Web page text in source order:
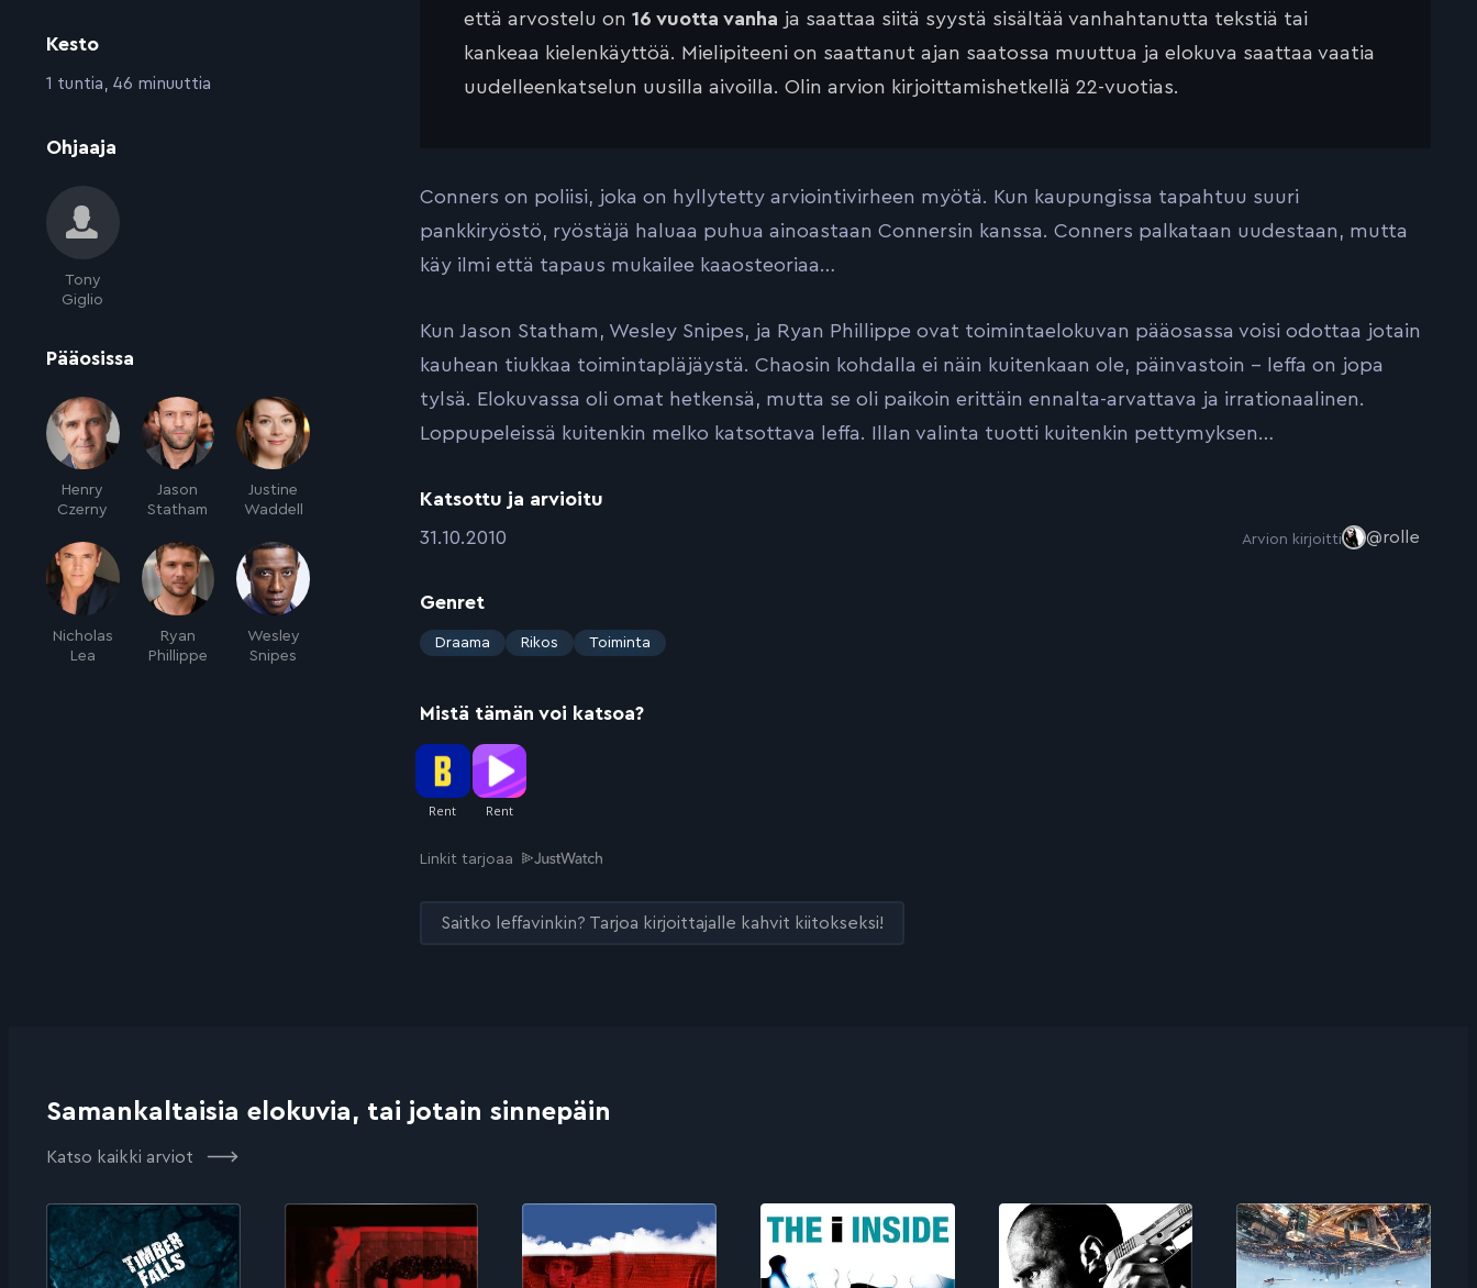
Kesto
:1 tuntia, 46 minuuttia
Ohjaaja
Tony
Giglio
Pääosissa
Henry
Czerny
Jason
Statham
Justine
Waddell
Nicholas
Lea
Ryan
Phillippe
Wesley
Snipes
että arvostelu on 16 vuotta vanha ja saattaa siitä syystä sisältää vanhahtanutta tekstiä tai
kankeaa kielenkäyttöä. Mielipiteeni on saattanut ajan saatossa muuttua ja elokuva saattaa vaatia
uudelleenkatselun uusilla aivoilla. Olin arvion kirjoittamishetkellä 22-vuotias.
Conners on poliisi, joka on hyllytetty arviointivirheen myötä. Kun kaupungissa tapahtuu suuri
pankkiryöstö, ryöstäjä haluaa puhua ainoastaan Connersin kanssa. Conners palkataan uudestaan, mutta
käy ilmi että tapaus mukailee kaaosteoriaa…
Kun Jason Statham, Wesley Snipes, ja Ryan Phillippe ovat toimintaelokuvan pääosassa voisi odottaa jotain
kauhean tiukkaa toimintapläjäystä. Chaosin kohdalla ei näin kuitenkaan ole, päinvastoin – leffa on jopa
tylsä. Elokuvassa oli omat hetkensä, mutta se oli paikoin erittäin ennalta-arvattava ja irrationaalinen.
Loppupeleissä kuitenkin melko katsottava leffa. Illan valinta tuotti kuitenkin pettymyksen…
Katsottu ja arvioitu
:31.10.2010 Arvion kirjoitti @rolle
Genret
:
Draama Rikos Toiminta
Mistä tämän voi katsoa?
Linkit tarjoaa
Saitko leffavinkin? Tarjoa kirjoittajalle kahvit kiitokseksi!
Samankaltaisia elokuvia, tai jotain sinnepäin
Katso kaikki arviot